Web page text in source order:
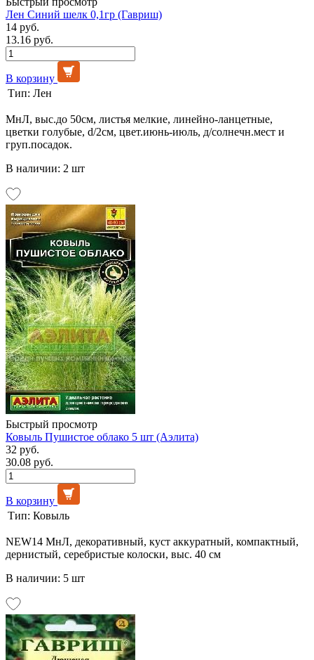
Лен Синий шелк 0,1гр (Гавриш)
14 руб.
13.16 руб.
В корзину
Тип: Лен
МнЛ, выс.до 50см, листья мелкие, линейно-ланцетные,
цветки голубые, d/2см, цвет.июнь-июль, д/солнечн.мест и
груп.посадок.
В наличии: 2 шт
Быстрый просмотр
Ковыль Пушистое облако 5 шт (Аэлита)
32 руб.
30.08 руб.
В корзину
Тип: Ковыль
NEW14 МнЛ, декоративный, куст аккуратный, компактный,
дернистый, серебристые колоски, выс. 40 см
В наличии: 5 шт